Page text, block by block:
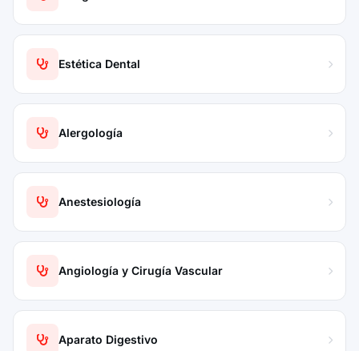
Estética Dental
Alergología
Anestesiología
Angiología y Cirugía Vascular
Aparato Digestivo